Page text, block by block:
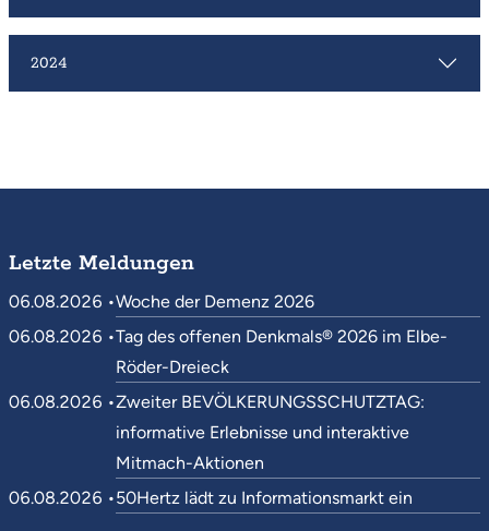
2024
Letzte Meldungen
06.08.2026 •Woche der Demenz 2026
06.08.2026 •Tag des offenen Denkmals® 2026 im Elbe-
Röder-Dreieck
06.08.2026 •Zweiter BEVÖLKERUNGSSCHUTZTAG:
informative Erlebnisse und interaktive
Mitmach-Aktionen
06.08.2026 •50Hertz lädt zu Informationsmarkt ein